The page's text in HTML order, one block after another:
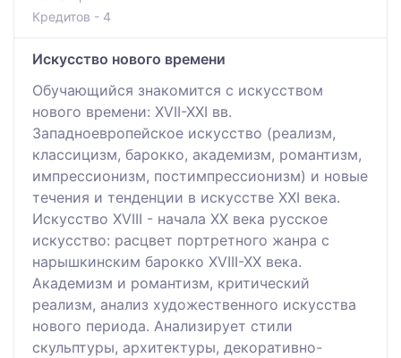
Кредитов - 4
Искусство нового времени
Обучающийся знакомится с искусством
нового времени: XVII-XXI вв.
Западноевропейское искусство (реализм,
классицизм, барокко, академизм, романтизм,
импрессионизм, постимпрессионизм) и новые
течения и тенденции в искусстве XXI века.
Искусство XVIII - начала XX века русское
искусство: расцвет портретного жанра с
нарышкинским барокко XVIII-XX века.
Академизм и романтизм, критический
реализм, анализ художественного искусства
нового периода. Анализирует стили
скульптуры, архитектуры, декоративно-